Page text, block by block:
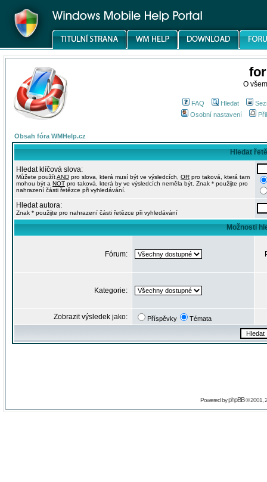
O
FAQ Hledat
Osobní nastavení
Obsah fóra WMHelp.cz
Hledat
Hledat klíčová slova:
Můžete použítAND pro slova, která musí být ve výsledcích, OR pro taková, která tam
mohou být a NOT pro taková, která by ve výsledcích neměla být. Znak * použijte pro
nahrazení části řetězce při vyhledávání.
Hledat autora:
Znak * použijte pro nahrazení části řetězce při vyhledávání
Možnosti
Fórum:
Kategorie:
Zobrazit výsledek jako: Příspěvky Témata
Powered byphpBB© 2001,